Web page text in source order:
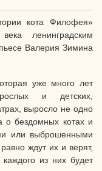
кота Филофея»
ленинградским
Валерия Зимина
уже много лет
и детских,
выросло не одно
о бездомных котах и
или выброшенными
ждут их и верят,
из них будет